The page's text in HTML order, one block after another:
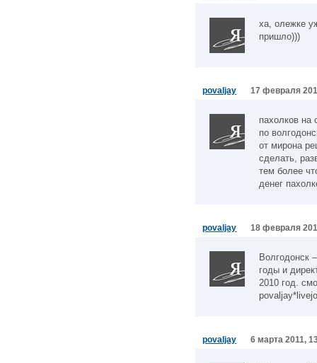
ха, олежке
пришло)))
povaljay 17 февраля
пахолков на
по
от мирона
сделать,
тем более
денег
povaljay 18 февраля
Волгодонск
годы и
2010 год.
povaljay 6 марта 2011,